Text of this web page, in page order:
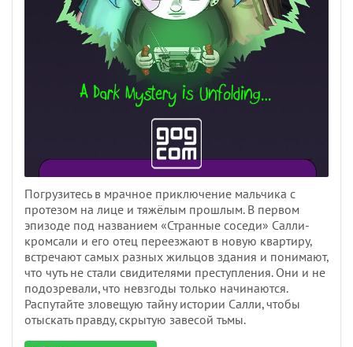
Погрузитесь в мрачное приключение мальчика с
протезом на лице и тяжёлым прошлым. В первом
эпизоде под названием «Странные соседи» Салли-
кромсали и его отец переезжают в новую квартиру,
встречают самых разных жильцов здания и понимают,
что чуть не стали свидителями преступления. Они и не
подозревали, что невзгоды только начинаются.
Распутайте зловещую тайну истории Салли, чтобы
отыскать правду, скрытую завесой тьмы.